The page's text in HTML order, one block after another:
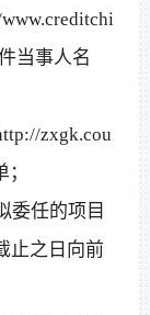
当事人名
zxgk.cou
委任的项目
止之日向前